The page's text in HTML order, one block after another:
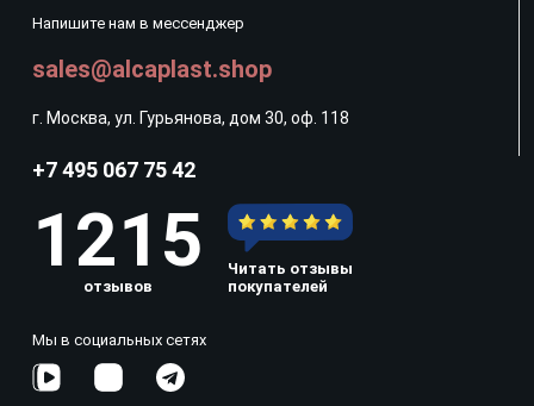
Напишите нам в мессенджер
sales@alcaplast.shop
г. Москва, ул. Гурьянова, дом 30, оф. 118
+7 495 067 75 42
1215
отзывов
Читать отзывы
покупателей
Мы в социальных сетях